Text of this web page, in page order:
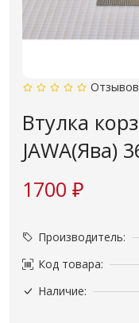
Втулка
JAWA(Ява)
1700 ₽
Производитель:
Код товара:
Наличие: